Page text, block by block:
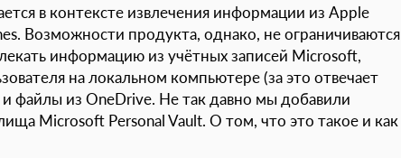
в контексте извлечения информации из Apple
Возможности продукта, однако, не ограничиваются
информацию из учётных записей Microsoft,
на локальном компьютере (за это отвечает
файлы из OneDrive. Не так давно мы добавили
Microsoft Personal Vault. О том, что это такое и как